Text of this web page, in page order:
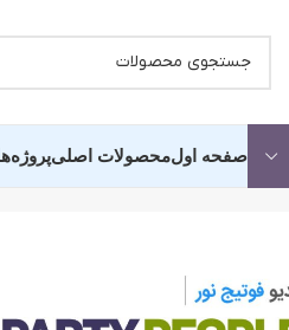
کلیپ
صفحه اولمحصولات اصلی